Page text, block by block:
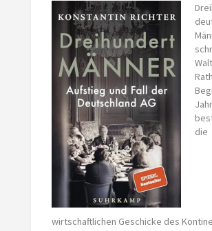
die
wirtschaftlichen Geschicke des